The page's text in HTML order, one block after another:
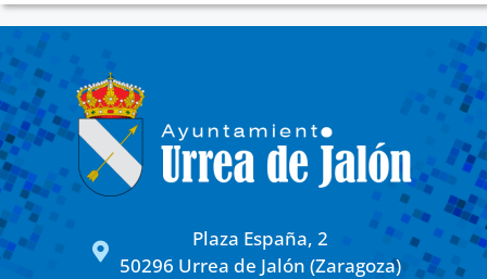
Plaza España, 2
50296 Urrea de Jalón (Zaragoza)